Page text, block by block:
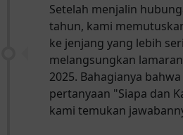
Setelah menjalin
tahun, kami
ke jenjang yang lebih
melangsungkan
2025. Bahagianya
pertanyaan "Siapa dan
kami temukan